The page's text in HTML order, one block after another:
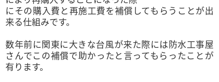
にその購入費と再施工費を補償してもらうことが出
来る仕組みです。
数年前に関東に大きな台風が来た際には防水工事屋
さんでこの補償で助かったと言ってもらったことが
有ります。